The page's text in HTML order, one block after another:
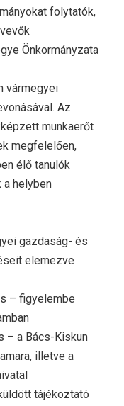
folytatók,
Önkormányzata
vármegyei
Az
munkaerőt
megfelelően,
élő tanulók
a helyben
gazdaság- és
elemezve
– figyelembe
– a Bács-Kiskun
illetve a
tájékoztató